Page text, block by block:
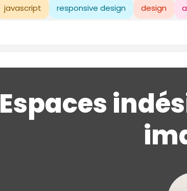
javascript responsive design design
Espaces